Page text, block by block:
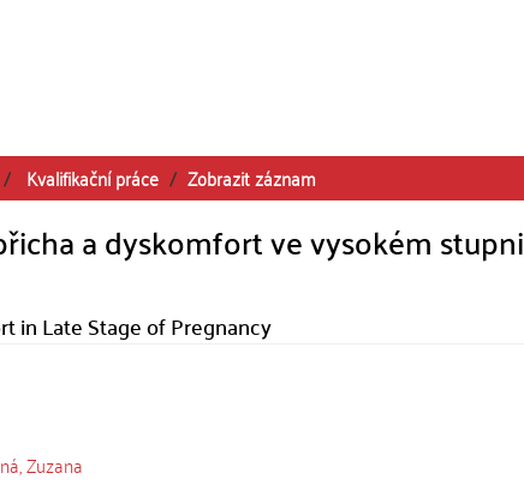
Kvalifikační práce Zobrazit záznam
a dyskomfort ve vysokém stupni
in Late Stage of Pregnancy
Zuzana